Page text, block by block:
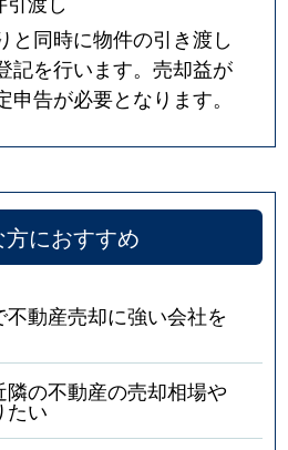
と同時に物件の引き渡し
記を行います。売却益が
告が必要となります。
方におすすめ
動産売却に強い会社を
の不動産の売却相場や
たい